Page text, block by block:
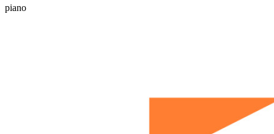
piano